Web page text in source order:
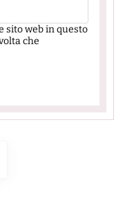
sito web in questo
che